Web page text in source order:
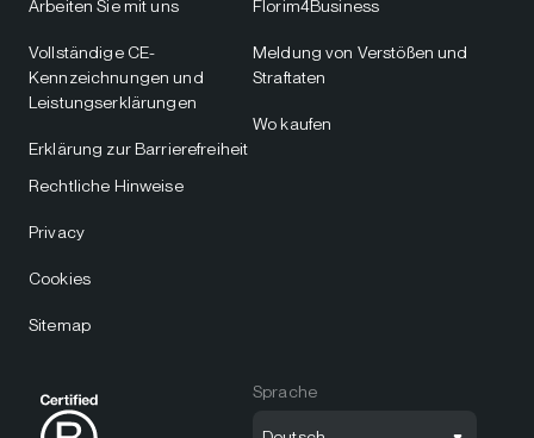
Arbeiten Sie mit uns
Vollständige CE-
Kennzeichnungen und
Leistungserklärungen
Erklärung zur Barrierefreiheit
Florim4Business
Meldung von Verstößen und
Straftaten
Wo kaufen
Rechtliche Hinweise
Privacy
Cookies
Sitemap
Sprache